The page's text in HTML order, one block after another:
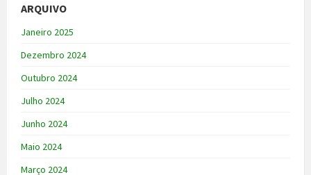
ARQUIVO
Janeiro 2025
Dezembro 2024
Outubro 2024
Julho 2024
Junho 2024
Maio 2024
Março 2024